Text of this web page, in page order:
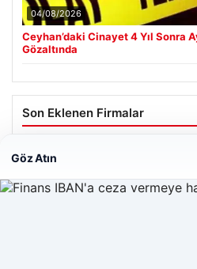
04/08/2026
Ceyhan’daki Cinayet 4 Yıl Sonra
Gözaltında
Son Eklenen Firmalar
Web sitemizi nasıl kullandığınızı
deneyiminizi kişiselleştirmek ve
Göz Atın